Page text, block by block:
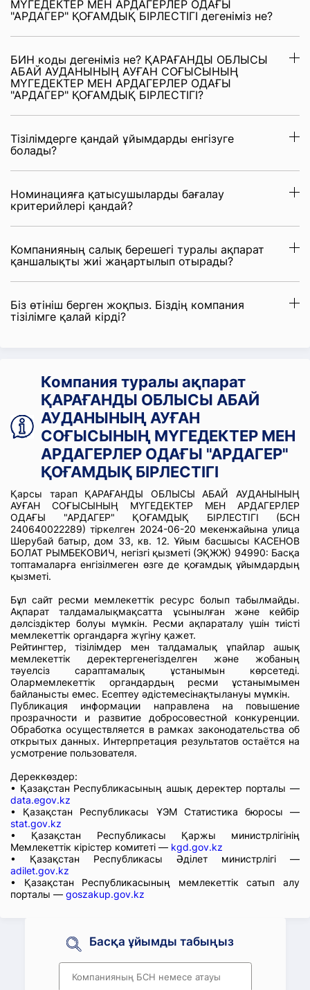
МҮГЕДЕКТЕР МЕН АРДАГЕРЛЕР ОДАҒЫ
"АРДАГЕР" ҚОҒАМДЫҚ БІРЛЕСТІГІ дегеніміз не?
БИН коды дегеніміз не? ҚАРАҒАНДЫ ОБЛЫСЫ
АБАЙ АУДАНЫНЫҢ АУҒАН СОҒЫСЫНЫҢ
МҮГЕДЕКТЕР МЕН АРДАГЕРЛЕР ОДАҒЫ
"АРДАГЕР" ҚОҒАМДЫҚ БІРЛЕСТІГІ?
Тізілімдерге қандай ұйымдарды енгізуге
болады?
Номинацияға қатысушыларды бағалау
критерийлері қандай?
Компанияның салық берешегі туралы ақпарат
қаншалықты жиі жаңартылып отырады?
Біз өтініш берген жоқпыз. Біздің компания
тізілімге қалай кірді?
Компания туралы ақпарат
ҚАРАҒАНДЫ ОБЛЫСЫ АБАЙ
АУДАНЫНЫҢ АУҒАН
СОҒЫСЫНЫҢ МҮГЕДЕКТЕР МЕН
АРДАГЕРЛЕР ОДАҒЫ "АРДАГЕР"
ҚОҒАМДЫҚ БІРЛЕСТІГІ
Қарсы тарап ҚАРАҒАНДЫ ОБЛЫСЫ АБАЙ АУДАНЫНЫҢ
АУҒАН СОҒЫСЫНЫҢ МҮГЕДЕКТЕР МЕН АРДАГЕРЛЕР
ОДАҒЫ "АРДАГЕР" ҚОҒАМДЫҚ БІРЛЕСТІГІ (БСН
240640022289) тіркелген 2024-06-20 мекенжайына улица
Шерубай батыр, дом 33, кв. 12. Ұйым басшысы КАСЕНОВ
БОЛАТ РЫМБЕКОВИЧ, негізгі қызметі (ЭҚЖЖ) 94990: Басқа
топтамаларға енгізілмеген өзге де қоғамдық ұйымдардың
қызметі.
Бұл сайт ресми мемлекеттік ресурс болып табылмайды.
Ақпарат талдамалықмақсатта ұсынылған және кейбір
дәлсіздіктер болуы мүмкін. Ресми ақпараталу үшін тиісті
мемлекеттік органдарға жүгіну қажет.
Рейтингтер, тізілімдер мен талдамалық ұпайлар ашық
мемлекеттік деректергенегізделген және жобаның
тәуелсіз сараптамалық ұстанымын көрсетеді.
Олармемлекеттік органдардың ресми ұстанымымен
байланысты емес. Есептеу әдістемесінақтылануы мүмкін.
Публикация информации направлена на повышение
прозрачности и развитие добросовестной конкуренции.
Обработка осуществляется в рамках законодательства об
открытых данных. Интерпретация результатов остаётся на
усмотрение пользователя.
Дереккөздер:
• Қазақстан Республикасының ашық деректер порталы —
data.egov.kz
• Қазақстан Республикасы ҰЭМ Статистика бюросы —
stat.gov.kz
• Қазақстан Республикасы Қаржы министрлігінің
Мемлекеттік кірістер комитеті — kgd.gov.kz
• Қазақстан Республикасы Әділет министрлігі —
adilet.gov.kz
• Қазақстан Республикасының мемлекеттік сатып алу
порталы — goszakup.gov.kz
Басқа ұйымды табыңыз